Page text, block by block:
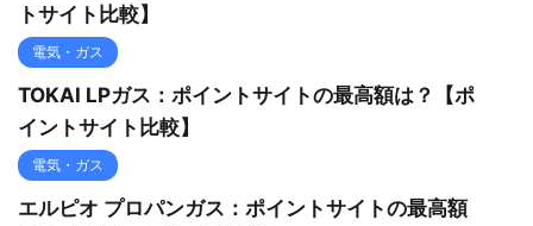
トサイト比較】
電気・ガス
TOKAI LPガス：ポイントサイトの最高額は？【ポ
イントサイト比較】
電気・ガス
エルピオ プロパンガス：ポイントサイトの最高額